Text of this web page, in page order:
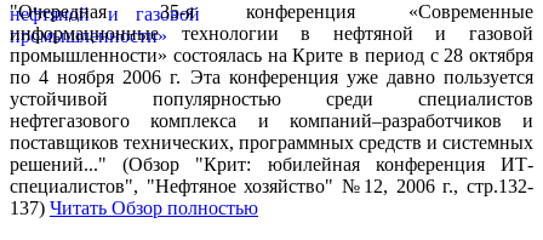
"Очередная 35-я конференция «Современные
информационные технологии в нефтяной и газовой
промышленности» состоялась на Крите в период с 28 октября
по 4 ноября 2006 г. Эта конференция уже давно пользуется
устойчивой популярностью среди специалистов
нефтегазового комплекса и компаний–разработчиков и
поставщиков технических, программных средств и системных
решений..." (Обзор "Крит: юбилейная конференция ИТ-
специалистов", "Нефтяное хозяйство" №12, 2006 г., стр.132-
137) Читать Обзор полностью